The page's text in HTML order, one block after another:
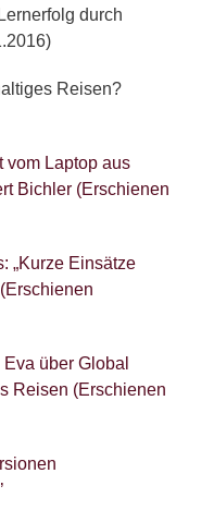
durch
Reisen?
vom Laptop aus
Bichler (Erschienen
„Kurze Einsätze
über Global
Reisen (Erschienen